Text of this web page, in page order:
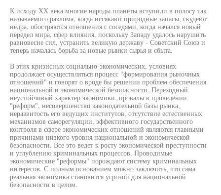
К исходу XX века многие народы планеты вступили в полосу так
называемого разлома, когда иссякают природные запасы, скудеют
недра, обостряются отношения с соседями, когда начался новый
передел мира, сфер влияния, поскольку Западу удалось нарушить
равновесие сил, устранить великую державу - Советский Союз и
теперь началась борьба за новые рынки сырья и сбыта.
В этих кризисных социально-экономических, условиях
продолжает осуществляться процесс "формирования рыночных
отношений" и говорят о вроде бы решении проблем обеспечения
национальной и экономической безопасности. Переходный
неустойчивый характер экономики, провалы в проведении
"реформ", несовершенство законодательной базы рынка,
неразвитость его ведущих институтов, отсутствие естественных
механизмов саморегуляции, эффективного государственного
контроля в сфере экономических отношений являются главными
причинами низкого уровня национальной и экономической
безопасности. Все это ведет к росту экономической преступности
и углублению криминальных процессов. Проводимые
экономические "реформы" порождают систему криминальных
интересов. С полным основанием можно заключить, что сама
реальная экономика становится угрозой для национальной
безопасности в целом.